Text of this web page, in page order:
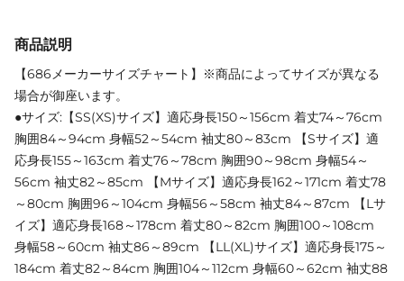
商品説明
【686メーカーサイズチャート】※商品によってサイズが異なる
場合が御座います。
●サイズ:【SS(XS)サイズ】適応身長150～156cm 着丈74～76cm
胸囲84～94cm 身幅52～54cm 袖丈80～83cm 【Sサイズ】適
応身長155～163cm 着丈76～78cm 胸囲90～98cm 身幅54～
56cm 袖丈82～85cm 【Mサイズ】適応身長162～171cm 着丈78
～80cm 胸囲96～104cm 身幅56～58cm 袖丈84～87cm 【Lサ
イズ】適応身長168～178cm 着丈80～82cm 胸囲100～108cm
身幅58～60cm 袖丈86～89cm 【LL(XL)サイズ】適応身長175～
184cm 着丈82～84cm 胸囲104～112cm 身幅60～62cm 袖丈88